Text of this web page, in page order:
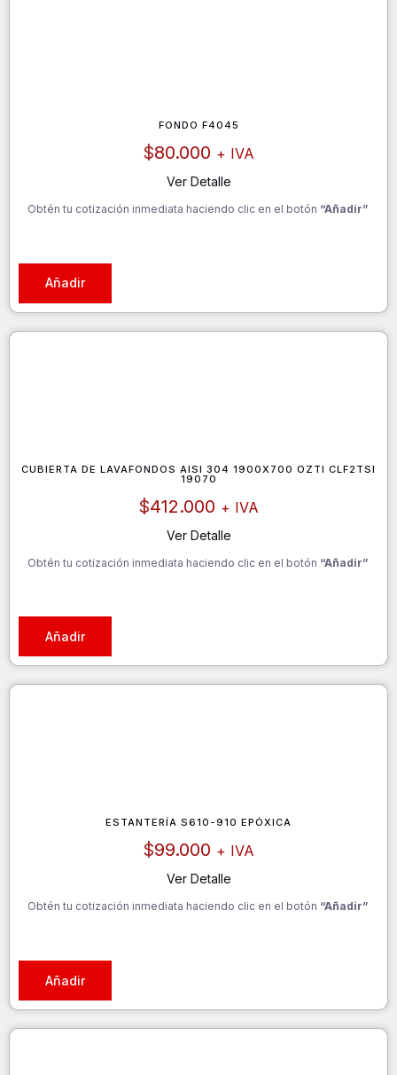
FONDO F4045
$80.000 + IVA
Ver Detalle
Obtén tu cotización inmediata haciendo clic en el botón “Añadir”
Añadir
CUBIERTA DE LAVAFONDOS AISI 304 1900X700 OZTI CLF2TSI
19070
$412.000 + IVA
Ver Detalle
Obtén tu cotización inmediata haciendo clic en el botón “Añadir”
Añadir
ESTANTERÍA S610-910 EPÓXICA
$99.000 + IVA
Ver Detalle
Obtén tu cotización inmediata haciendo clic en el botón “Añadir”
Añadir